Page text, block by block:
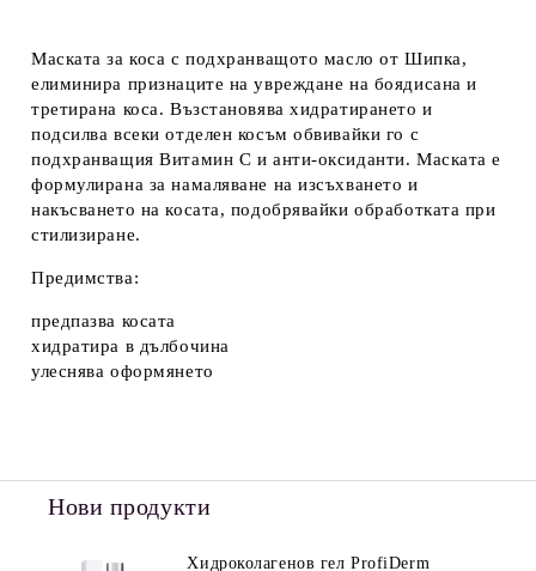
Маската за коса с подхранващото масло от Шипка,
елиминира признаците на увреждане на боядисана и
третирана коса. Възстановява хидратирането и
подсилва всеки отделен косъм обвивайки го с
подхранващия Витамин С и анти-оксиданти. Маската е
формулирана за намаляване на изсъхването и
накъсването на косата, подобрявайки обработката при
стилизиране.
Предимства:
предпазва косата
хидратира в дълбочина
улеснява оформянето
Нови продукти
Хидроколагенов гел ProfiDerm